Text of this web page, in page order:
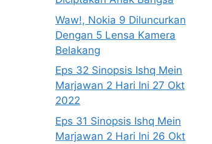
Waw!, Nokia 9 Diluncurkan
Dengan 5 Lensa Kamera
Belakang
Eps 32 Sinopsis Ishq Mein
Marjawan 2 Hari Ini 27 Okt
2022
Eps 31 Sinopsis Ishq Mein
Marjawan 2 Hari Ini 26 Okt